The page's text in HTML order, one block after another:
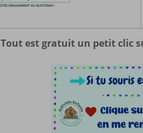
Tout est gratuit un petit clic